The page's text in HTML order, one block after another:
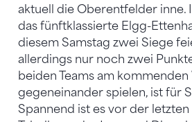
aktuell die Oberentfelder inne.
das fünftklassierte Elgg-
diesem Samstag zwei Siege
allerdings nur noch zwei
beiden Teams am
gegeneinander spielen, ist für
Spannend ist es vor der letzten